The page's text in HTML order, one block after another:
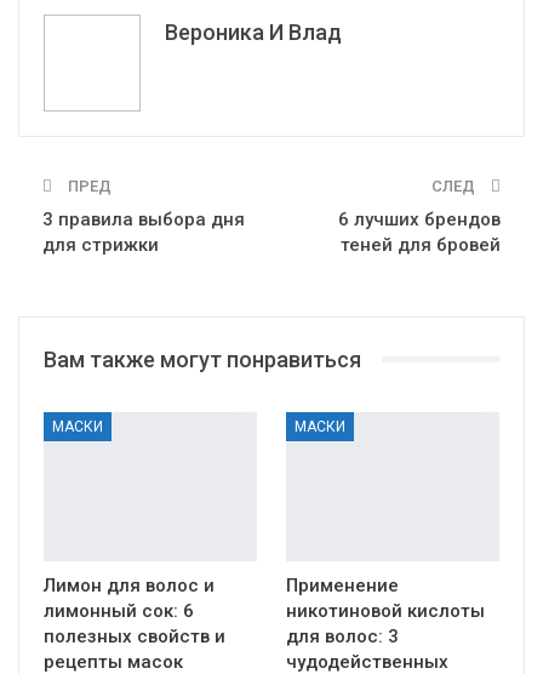
Вероника И Влад
ПРЕД
3 правила выбора дня
для стрижки
СЛЕД
6 лучших брендов
теней для бровей
Вам также могут понравиться
МАСКИ
Лимон для волос и
лимонный сок: 6
полезных свойств и
рецепты масок
МАСКИ
Применение
никотиновой кислоты
для волос: 3
чудодейственных